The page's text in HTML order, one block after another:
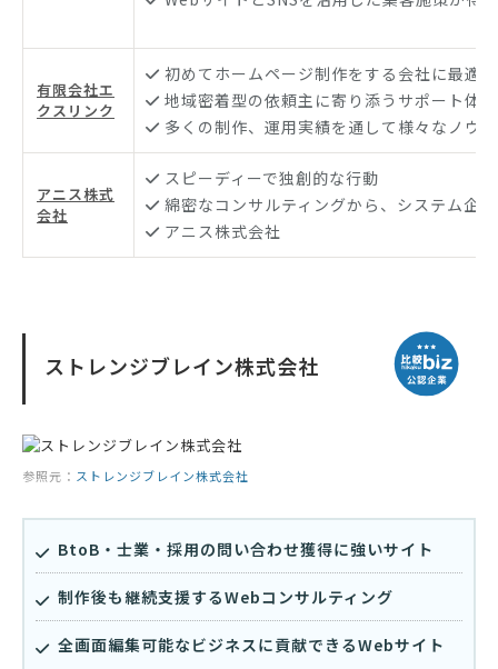
有限会社エ
クスリンク
初めてホームページ制作をする会社に最適
地域密着型の依頼主に寄り添うサポート体制
多くの制作、運用実績を通して様々なノウ
アニス株式
会社
スピーディーで独創的な行動
綿密なコンサルティングから、システム企
アニス株式会社
ストレンジブレイン株式会社
参照元： ストレンジブレイン株式会社
BtoB・士業・採用の問い合わせ獲得に強いサイト
制作後も継続支援するWebコンサルティング
全画面編集可能なビジネスに貢献できるWebサイト